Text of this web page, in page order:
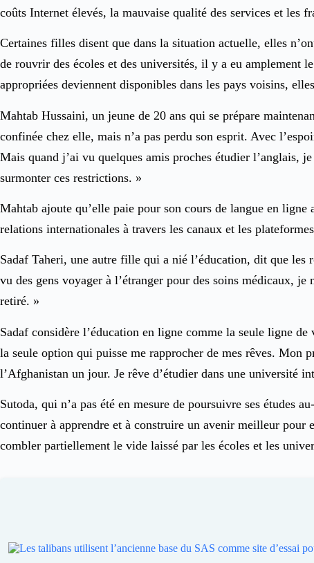
coûts Internet élevés, la mauvaise qualité des services et les
Certaines filles disent que dans la situation actuelle, elles
de rouvrir des écoles et des universités, il y a eu amplement
appropriées deviennent disponibles dans les pays voisins,
Mahtab Hussaini, un jeune de 20 ans qui se prépare
confinée chez elle, mais n’a pas perdu son esprit. Avec
Mais quand j’ai vu quelques amis proches étudier l’anglais,
surmonter ces restrictions. »
Mahtab ajoute qu’elle paie pour son cours de langue en
relations internationales à travers les canaux et les
Sadaf Taheri, une autre fille qui a nié l’éducation, dit que les
vu des gens voyager à l’étranger pour des soins médicaux,
retiré. »
Sadaf considère l’éducation en ligne comme la seule ligne
la seule option qui puisse me rapprocher de mes rêves. Mon
l’Afghanistan un jour. Je rêve d’étudier dans une université
Sutoda, qui n’a pas été en mesure de poursuivre ses études
continuer à apprendre et à construire un avenir meilleur
combler partiellement le vide laissé par les écoles et les